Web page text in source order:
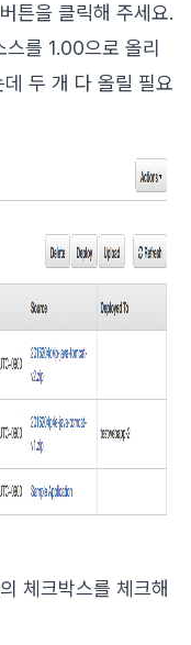
튼을 클릭해 주세요.
를 1.00으로 올리
두 개 다 올릴 필요
체크박스를 체크해